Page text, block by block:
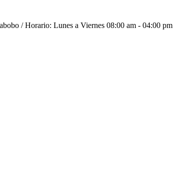
/ Horario: Lunes a Viernes 08:00 am - 04:00 pm